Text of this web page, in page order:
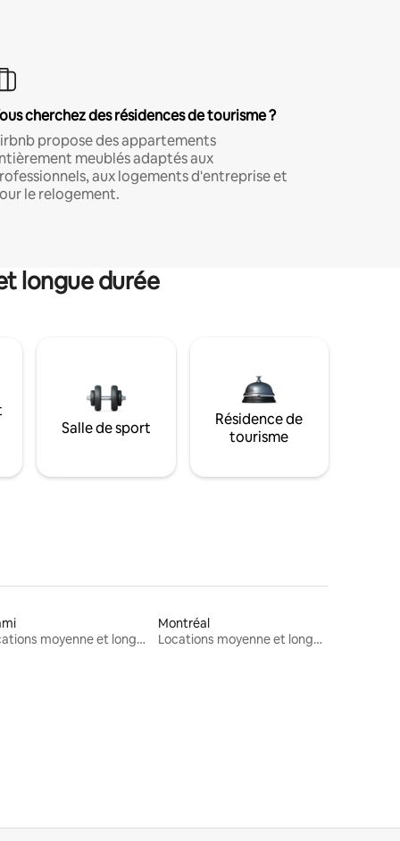
cherchez des résidences de tourisme ?
propose des appartements
meublés adaptés aux
aux logements d'entreprise et
le relogement.
longue durée
Salle de sport
Résidence de
tourisme
Locations moyenne et longue durée
Montréal
Locations moyenne et longue durée